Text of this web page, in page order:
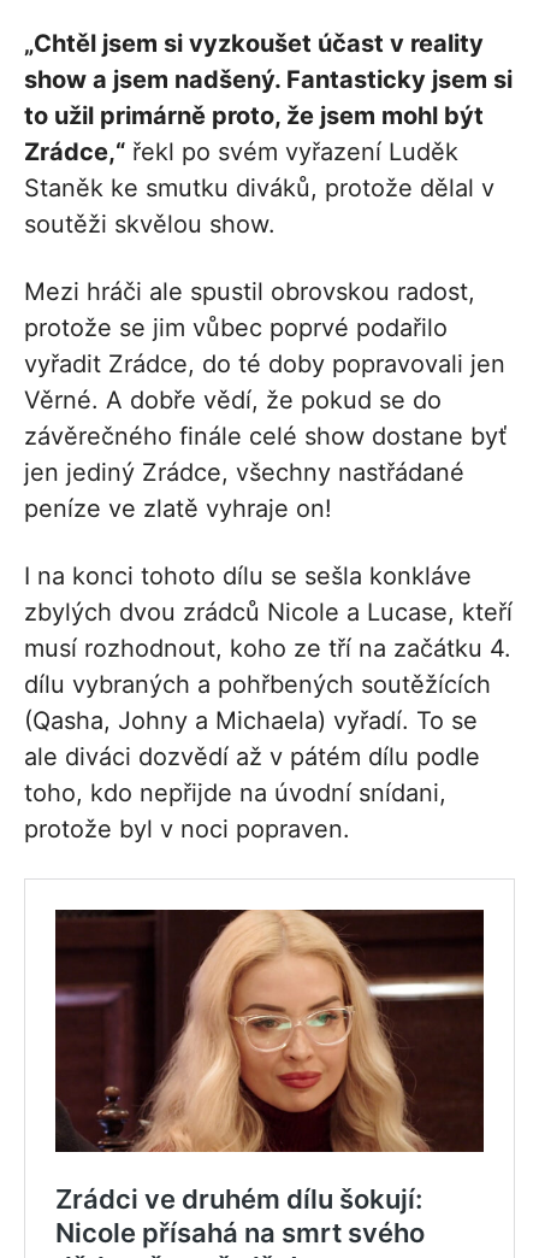
„Chtěl jsem si vyzkoušet účast v reality
show a jsem nadšený. Fantasticky jsem si
to užil primárně proto, že jsem mohl být
Zrádce,“ řekl po svém vyřazení Luděk
Staněk ke smutku diváků, protože dělal v
soutěži skvělou show.
Mezi hráči ale spustil obrovskou radost,
protože se jim vůbec poprvé podařilo
vyřadit Zrádce, do té doby popravovali jen
Věrné. A dobře vědí, že pokud se do
závěrečného finále celé show dostane byť
jen jediný Zrádce, všechny nastřádané
peníze ve zlatě vyhraje on!
I na konci tohoto dílu se sešla konkláve
zbylých dvou zrádců Nicole a Lucase, kteří
musí rozhodnout, koho ze tří na začátku 4.
dílu vybraných a pohřbených soutěžících
(Qasha, Johny a Michaela) vyřadí. To se
ale diváci dozvědí až v pátém dílu podle
toho, kdo nepřijde na úvodní snídani,
protože byl v noci popraven.